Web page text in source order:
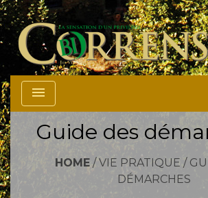
menu
Guide des
HOME/ VIE PRATIQUE /
DÉMARCHES